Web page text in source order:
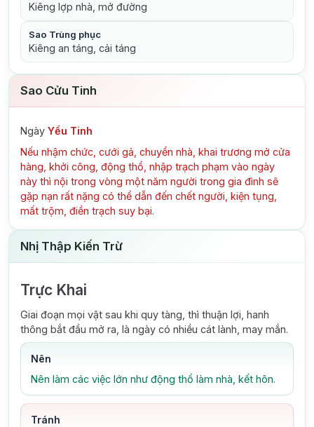
Kiêng lợp nhà, mở đường
Sao Trùng phục
Kiêng an táng, cải táng
Sao Cửu Tinh
Ngày Yểu Tinh
Nếu nhậm chức, cưới gả, chuyển nhà, khai trương mở cửa
hàng, khởi công, động thổ, nhập trạch phạm vào ngày
này thì nội trong vòng một năm người trong gia đình sẽ
gặp nạn rất nặng có thể dẫn đến chết người, kiện tụng,
mất trộm, điền trạch suy bại.
Nhị Thập Kiến Trừ
Trực Khai
Giai đoạn mọi vật sau khi quy tàng, thì thuận lợi, hanh
thông bắt đầu mở ra, là ngày có nhiều cát lành, may mắn.
Nên
Nên làm các việc lớn như động thổ làm nhà, kết hôn.
Tránh